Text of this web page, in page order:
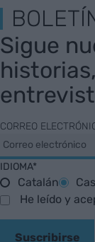
Sigue
CORREO
IDIOMA*
Catalán
He leído y
Suscribirse